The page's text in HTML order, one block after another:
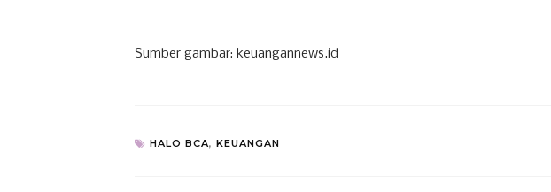
Sumber gambar: keuangannews.id
HALO BCA, KEUANGAN